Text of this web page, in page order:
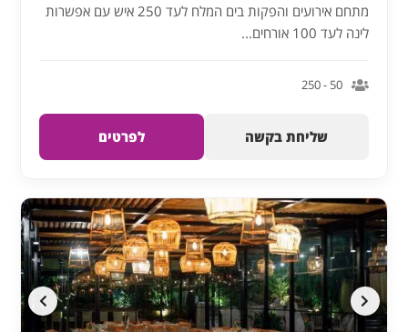
מתחם אירועים והפקות בים המלח לעד 250 איש עם אפשרות
לינה לעד 100 אורחים...
50 - 250
שליחת בקשה לפרטים